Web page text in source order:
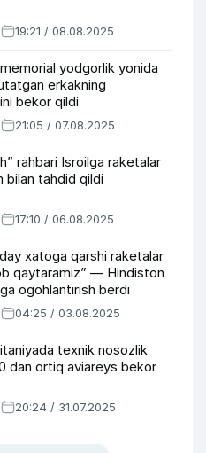
19:21 / 08.08.2025
yodgorlik yonida
erkakning
bekor qildi
21:05 / 07.08.2025
rahbari Isroilga raketalar
bilan tahdid qildi
17:10 / 06.08.2025
xatoga qarshi raketalar
qaytaramiz” — Hindiston
ogohlantirish berdi
04:25 / 03.08.2025
texnik nosozlik
dan ortiq aviareys bekor
20:24 / 31.07.2025